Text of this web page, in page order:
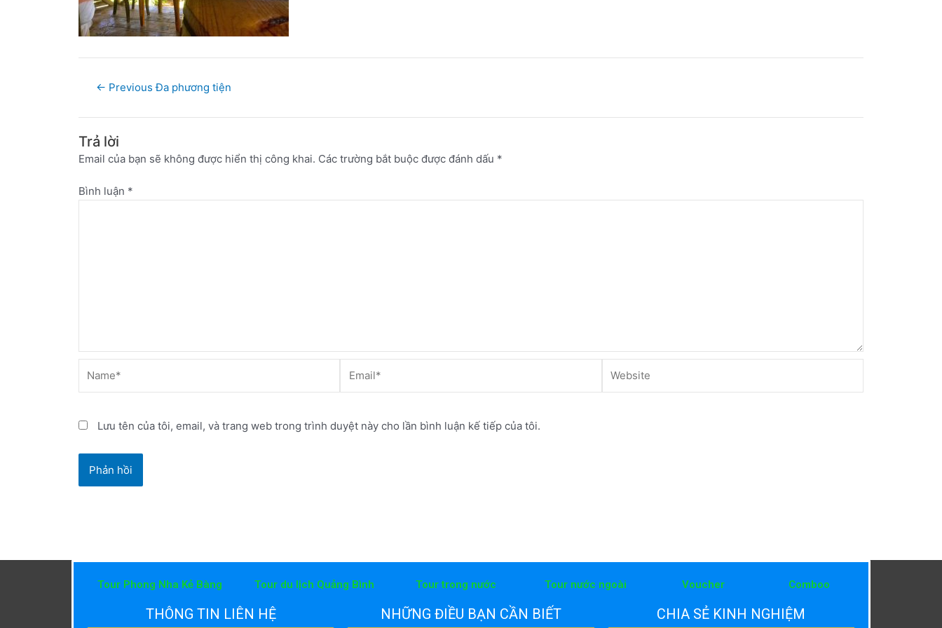
← Previous Đa phương tiện
Trả lời
Email của bạn sẽ không được hiển thị công khai. Các trường bắt buộc được đánh dấu *
Bình luận *
Lưu tên của tôi, email, và trang web trong trình duyệt này cho lần bình luận kế tiếp của tôi.
Tour Phong Nha Kẻ Bàng Tour du lịch Quảng Bình Tour trong nước Tour nước ngoài Voucher Comboo
THÔNG TIN LIÊN HỆ NHỮNG ĐIỀU BẠN CẦN BIẾT CHIA SẺ KINH NGHIỆM